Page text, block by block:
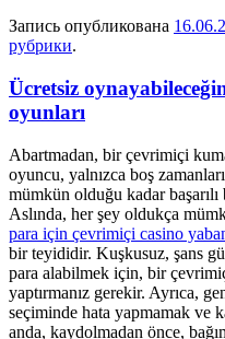
Запись опубликована
рубрики.
Ücretsiz
oyunları
Abartmadan, bir çevrimiçi
oyuncu, yalnızca boş
mümkün olduğu kadar
Aslında, her şey oldukça
para için çevrimiçi casino
bir teyididir. Kuşkusuz, şans
para alabilmek için, bir
yaptırmanız gerekir. Ayrıca,
seçiminde hata yapmamak ve
anda, kaydolmadan önce,